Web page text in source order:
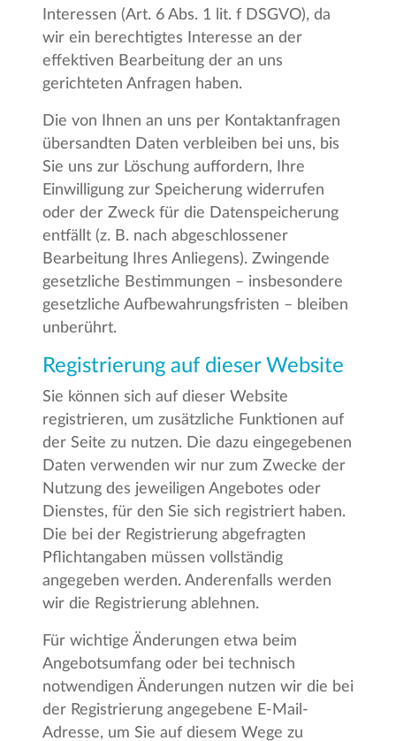
Interessen (Art. 6 Abs. 1 lit. f DSGVO), da
wir ein berechtigtes Interesse an der
effektiven Bearbeitung der an uns
gerichteten Anfragen haben.
Die von Ihnen an uns per Kontaktanfragen
übersandten Daten verbleiben bei uns, bis
Sie uns zur Löschung auffordern, Ihre
Einwilligung zur Speicherung widerrufen
oder der Zweck für die Datenspeicherung
entfällt (z. B. nach abgeschlossener
Bearbeitung Ihres Anliegens). Zwingende
gesetzliche Bestimmungen – insbesondere
gesetzliche Aufbewahrungsfristen – bleiben
unberührt.
Registrierung auf dieser Website
Sie können sich auf dieser Website
registrieren, um zusätzliche Funktionen auf
der Seite zu nutzen. Die dazu eingegebenen
Daten verwenden wir nur zum Zwecke der
Nutzung des jeweiligen Angebotes oder
Dienstes, für den Sie sich registriert haben.
Die bei der Registrierung abgefragten
Pflichtangaben müssen vollständig
angegeben werden. Anderenfalls werden
wir die Registrierung ablehnen.
Für wichtige Änderungen etwa beim
Angebotsumfang oder bei technisch
notwendigen Änderungen nutzen wir die bei
der Registrierung angegebene E-Mail-
Adresse, um Sie auf diesem Wege zu